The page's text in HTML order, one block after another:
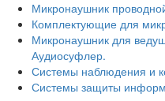
Микронаушник
Комплектующие для
Микронаушник для
Аудиосуфлер.
Системы наблюдения и
Системы защиты